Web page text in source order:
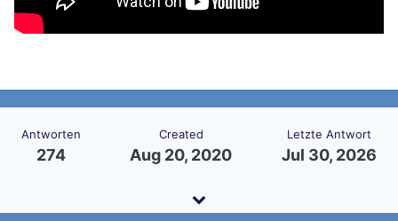
Antworten
274
Created
Aug 20, 2020
Letzte Antwort
Jul 30, 2026